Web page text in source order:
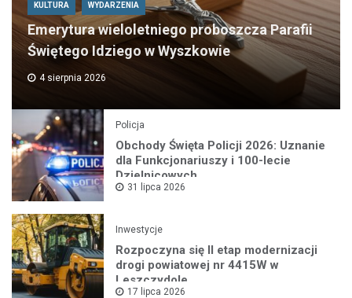
KULTURA WYDARZENIA
Emerytura wieloletniego proboszcza Parafii
Świętego Idziego w Wyszkowie
4 sierpnia 2026
Policja
Obchody Święta Policji 2026: Uznanie
dla Funkcjonariuszy i 100-lecie
Dzielnicowych
31 lipca 2026
Inwestycje
Rozpoczyna się II etap modernizacji
drogi powiatowej nr 4415W w
Leszczydole
17 lipca 2026